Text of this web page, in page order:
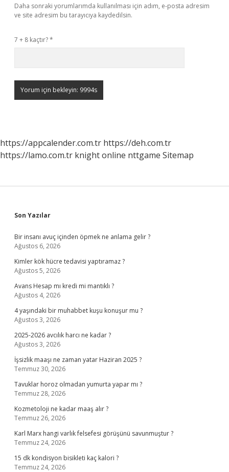
Daha sonraki yorumlarımda kullanılması için adım, e-posta adresim
ve site adresim bu tarayıcıya kaydedilsin.
7 + 8 kaçtır?*
https://appcalender.com.tr https://deh.com.tr
https://lamo.com.tr knight online nttgame Sitemap
Sidebar
Son Yazılar
Bir insanı avuç içinden öpmek ne anlama gelir ?
Ağustos 6, 2026
Kimler kök hücre tedavisi yaptıramaz ?
Ağustos 5, 2026
Avans Hesap mı kredi mi mantıklı ?
Ağustos 4, 2026
4 yaşındaki bir muhabbet kuşu konuşur mu ?
Ağustos 3, 2026
2025-2026 avcılık harcı ne kadar ?
Ağustos 3, 2026
İşsizlik maaşı ne zaman yatar Haziran 2025 ?
Temmuz 30, 2026
Tavuklar horoz olmadan yumurta yapar mı ?
Temmuz 28, 2026
Kozmetoloji ne kadar maaş alır ?
Temmuz 26, 2026
Karl Marx hangi varlık felsefesi görüşünü savunmuştur ?
Temmuz 24, 2026
15 dk kondisyon bisikleti kaç kalori ?
Temmuz 24, 2026